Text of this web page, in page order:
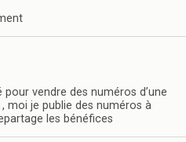
pour vendre des numéros d’une
moi je publie des numéros à
les bénéfices